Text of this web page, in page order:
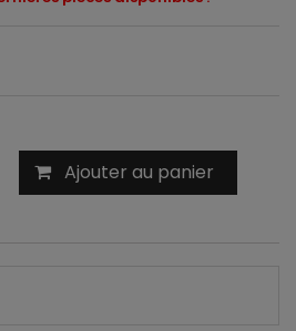
Ajouter au panier